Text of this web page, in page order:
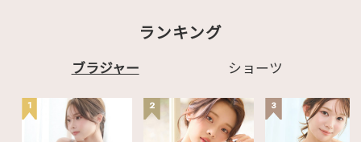
ランキング
ブラジャー ショーツ
1 2 3